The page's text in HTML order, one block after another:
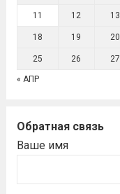
11 12 13
18 19 20
25 26 27
« АПР
Обратная связь
Ваше имя